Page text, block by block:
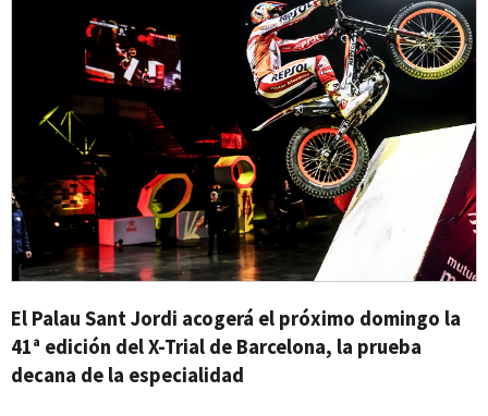
El Palau Sant Jordi acogerá el próximo domingo la
41ª edición del X-Trial de Barcelona, la prueba
decana de la especialidad